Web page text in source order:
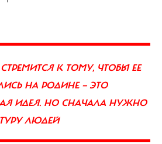
К ТОМУ, ЧТОБЫ ЕЕ
НА РОДИНЕ — ЭТО
ИДЕЯ. НО СНАЧАЛА НУЖНО
ЛЮДЕЙ